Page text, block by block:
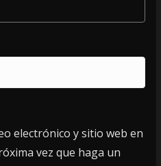
electrónico y sitio web en
vez que haga un